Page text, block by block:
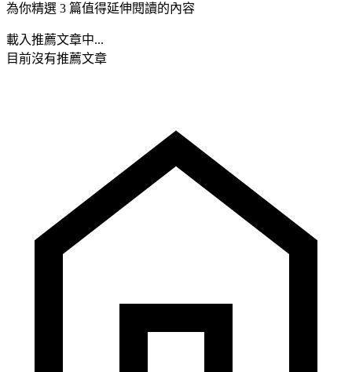
為你精選 3 篇值得延伸閱讀的內容
載入推薦文章中...
目前沒有推薦文章